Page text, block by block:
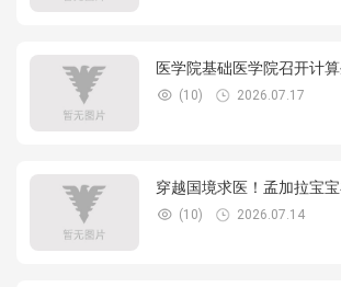
医学院基础医学院召开计
(10) 2026.07.17
穿越国境求医！孟加拉宝
(10) 2026.07.14